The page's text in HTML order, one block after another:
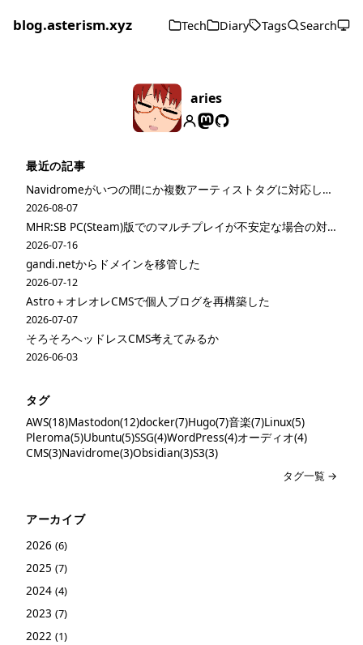
blog.asterism.xyz Tech Diary Tags Search
aries
最近の記事
Navidromeがいつの間にか複数アーティストタグに対応してた
2026-08-07
MHR:SB PC(Steam)版でのマルチプレイが不安定な場合の対策
2026-07-16
gandi.netからドメインを移管した
2026-07-12
Astro＋オレオレCMSで個人ブログを再構築した
2026-07-07
そろそろヘッドレスCMS考えてみるか
2026-06-03
タグ
AWS(18)Mastodon(12)docker(7)Hugo(7)音楽(7)Linux(5)
Pleroma(5)Ubuntu(5)SSG(4)WordPress(4)オーディオ(4)
CMS(3)Navidrome(3)Obsidian(3)S3(3)
タグ一覧 →
アーカイブ
2026 (6)
2025 (7)
2024 (4)
2023 (7)
2022 (1)